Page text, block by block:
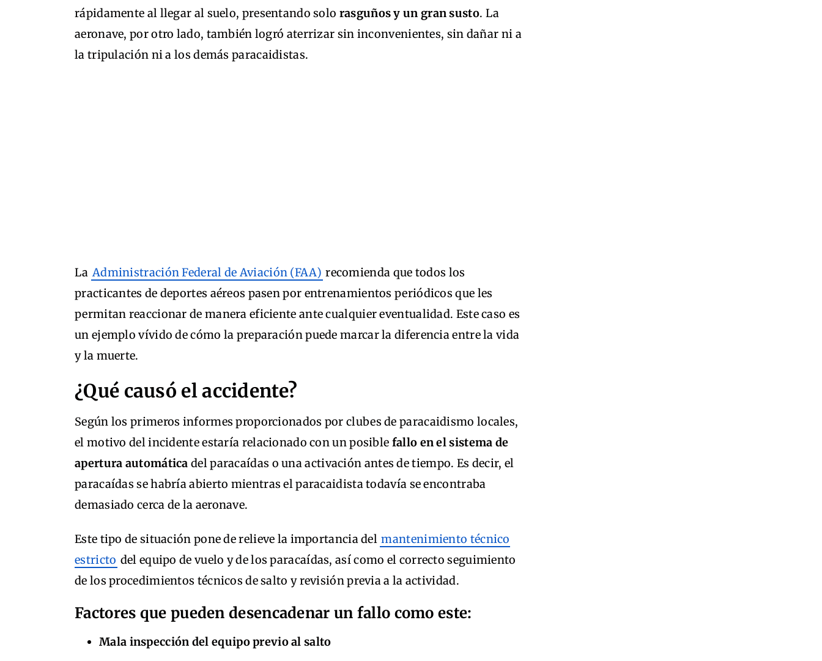
rápidamente al llegar al suelo, presentando solo rasguños y un gran susto. La
aeronave, por otro lado, también logró aterrizar sin inconvenientes, sin dañar ni a
la tripulación ni a los demás paracaidistas.
La Administración Federal de Aviación (FAA) recomienda que todos los
practicantes de deportes aéreos pasen por entrenamientos periódicos que les
permitan reaccionar de manera eficiente ante cualquier eventualidad. Este caso es
un ejemplo vívido de cómo la preparación puede marcar la diferencia entre la vida
y la muerte.
¿Qué causó el accidente?
Según los primeros informes proporcionados por clubes de paracaidismo locales,
el motivo del incidente estaría relacionado con un posible fallo en el sistema de
apertura automática del paracaídas o una activación antes de tiempo. Es decir, el
paracaídas se habría abierto mientras el paracaidista todavía se encontraba
demasiado cerca de la aeronave.
Este tipo de situación pone de relieve la importancia del mantenimiento técnico
estricto del equipo de vuelo y de los paracaídas, así como el correcto seguimiento
de los procedimientos técnicos de salto y revisión previa a la actividad.
Factores que pueden desencadenar un fallo como este:
Mala inspección del equipo previo al salto